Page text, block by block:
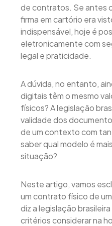
de contratos. Se antes
firma em cartório era
indispensável, hoje é
eletronicamente com
legal e praticidade.
A dúvida, no entanto,
digitais têm o mesmo
físicos? A legislação
validade dos
de um contexto com
saber qual modelo é
situação?
Neste artigo, vamos
um contrato físico de
diz a legislação
critérios considerar na